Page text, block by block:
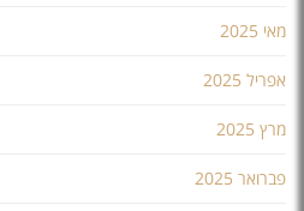
מאי 2025
אפריל 2025
מרץ 2025
פברואר 2025